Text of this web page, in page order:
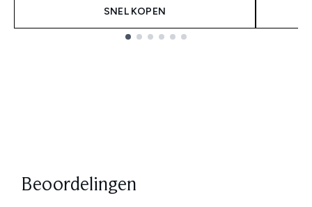
SNEL KOPEN